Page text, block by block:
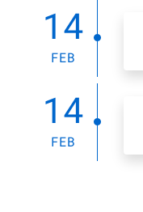
14
FEB
14
FEB